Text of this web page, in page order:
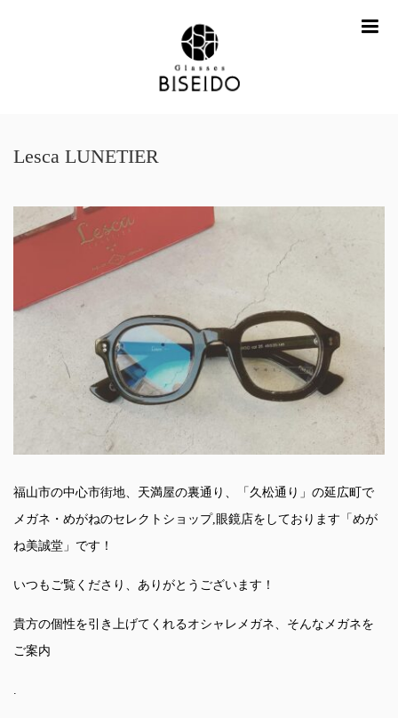
Lesca LUNETIER
福山市の中心市街地、天満屋の裏通り、「久松通り」の延広町で
メガネ・めがねのセレクトショップ,眼鏡店をしております「めが
ね美誠堂」です！
いつもご覧くださり、ありがとうございます！
貴方の個性を引き上げてくれるオシャレメガネ、そんなメガネを
ご案内
.